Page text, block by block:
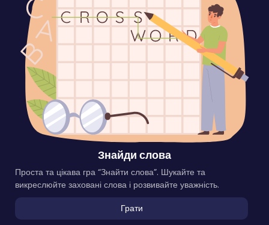
Знайди слова
Проста та цікава гра “Знайти слова”. Шукайте та
викреслюйте заховані слова і розвивайте уважність.
Грати